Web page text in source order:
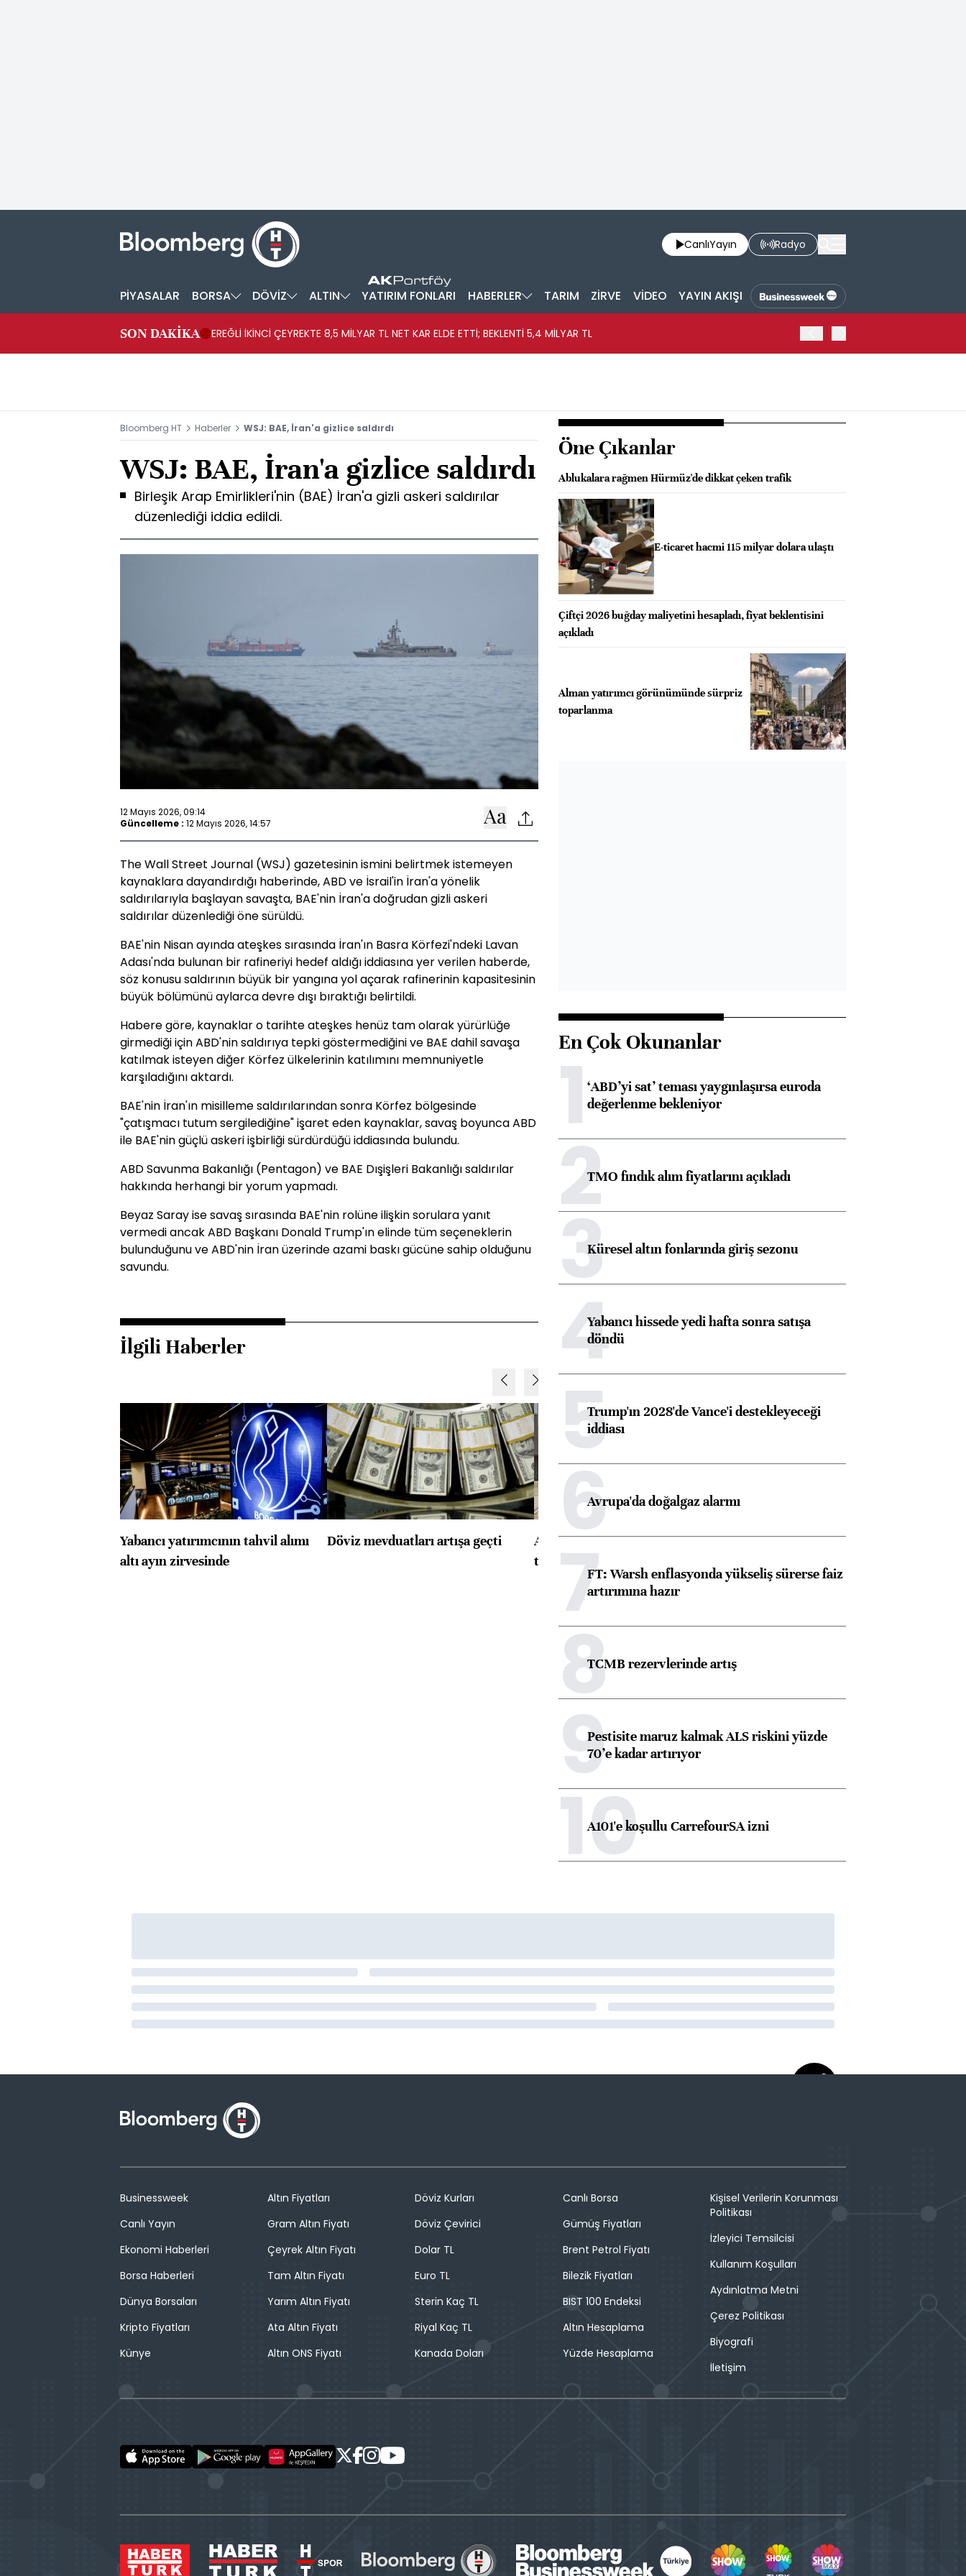
CanlıYayın Radyo
PİYASALAR BORSA DÖVİZ ALTIN YATIRIM FONLARI HABERLER TARIM ZİRVE VİDEO YAYIN AKIŞI
SON DAKİKA EREĞLİ İKİNCİ ÇEYREKTE 8,5 MİLYAR TL NET KAR ELDE ETTİ; BEKLENTİ 5,4 MİLYAR TL
Bloomberg HT Haberler WSJ: BAE, İran'a gizlice saldırdı
WSJ: BAE, İran'a gizlice saldırdı
Birleşik Arap Emirlikleri'nin (BAE) İran'a gizli askeri saldırılar
düzenlediği iddia edildi.
12 Mayıs 2026, 09:14
Güncelleme : 12 Mayıs 2026, 14:57
The Wall Street Journal (WSJ) gazetesinin ismini belirtmek istemeyen
kaynaklara dayandırdığı haberinde, ABD ve İsrail'in İran'a yönelik
saldırılarıyla başlayan savaşta, BAE'nin İran'a doğrudan gizli askeri
saldırılar düzenlediği öne sürüldü.
BAE'nin Nisan ayında ateşkes sırasında İran'ın Basra Körfezi'ndeki Lavan
Adası'nda bulunan bir rafineriyi hedef aldığı iddiasına yer verilen haberde,
söz konusu saldırının büyük bir yangına yol açarak rafinerinin kapasitesinin
büyük bölümünü aylarca devre dışı bıraktığı belirtildi.
Habere göre, kaynaklar o tarihte ateşkes henüz tam olarak yürürlüğe
girmediği için ABD'nin saldırıya tepki göstermediğini ve BAE dahil savaşa
katılmak isteyen diğer Körfez ülkelerinin katılımını memnuniyetle
karşıladığını aktardı.
BAE'nin İran'ın misilleme saldırılarından sonra Körfez bölgesinde
"çatışmacı tutum sergilediğine" işaret eden kaynaklar, savaş boyunca ABD
ile BAE'nin güçlü askeri işbirliği sürdürdüğü iddiasında bulundu.
ABD Savunma Bakanlığı (Pentagon) ve BAE Dışişleri Bakanlığı saldırılar
hakkında herhangi bir yorum yapmadı.
Beyaz Saray ise savaş sırasında BAE'nin rolüne ilişkin sorulara yanıt
vermedi ancak ABD Başkanı Donald Trump'ın elinde tüm seçeneklerin
bulunduğunu ve ABD'nin İran üzerinde azami baskı gücüne sahip olduğunu
savundu.
İlgili Haberler
Yabancı yatırımcının tahvil alımı
altı ayın zirvesinde
Döviz mevduatları artışa geçti
ABD'de konut başlangıçları
toparlandı
Almanya, Commerzbank
görüşmelere hazırlanıyor
Öne Çıkanlar
Ablukalara rağmen Hürmüz'de dikkat çeken trafik
E-ticaret hacmi 115 milyar dolara ulaştı
Çiftçi 2026 buğday maliyetini hesapladı, fiyat beklentisini
açıkladı
Alman yatırımcı görünümünde sürpriz
toparlanma
En Çok Okunanlar
1‘ABD’yi sat’ teması yaygınlaşırsa euroda
değerlenme bekleniyor
2TMO fındık alım fiyatlarını açıkladı
3Küresel altın fonlarında giriş sezonu
4Yabancı hissede yedi hafta sonra satışa
döndü
5Trump'ın 2028'de Vance'i destekleyeceği
iddiası
6Avrupa'da doğalgaz alarmı
7FT: Warsh enflasyonda yükseliş sürerse faiz
artırımına hazır
8TCMB rezervlerinde artış
9Pestisite maruz kalmak ALS riskini yüzde
70’e kadar artırıyor
10
A101'e koşullu CarrefourSA izni
Businessweek
Canlı Yayın
Ekonomi Haberleri
Borsa Haberleri
Dünya Borsaları
Kripto Fiyatları
Künye
Altın Fiyatları
Gram Altın Fiyatı
Çeyrek Altın Fiyatı
Tam Altın Fiyatı
Yarım Altın Fiyatı
Ata Altın Fiyatı
Altın ONS Fiyatı
Döviz Kurları
Döviz Çevirici
Dolar TL
Euro TL
Sterin Kaç TL
Riyal Kaç TL
Kanada Doları
Canlı Borsa
Gümüş Fiyatları
Brent Petrol Fiyatı
Bilezik Fiyatları
BIST 100 Endeksi
Altın Hesaplama
Yüzde Hesaplama
Kişisel Verilerin Korunması
Politikası
İzleyici Temsilcisi
Kullanım Koşulları
Aydınlatma Metni
Çerez Politikası
Biyografi
İletişim